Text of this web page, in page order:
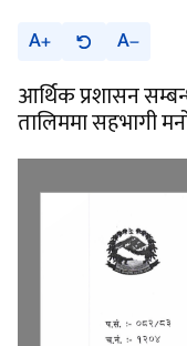
A A
आर्थिक प्रशासन
तालिममा सहभागी